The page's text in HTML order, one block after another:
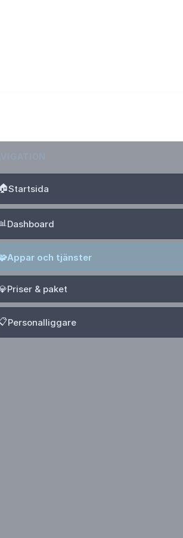
🏠Startsida
Dashboard
Appar och tjänster
Priser & paket
Personalliggare